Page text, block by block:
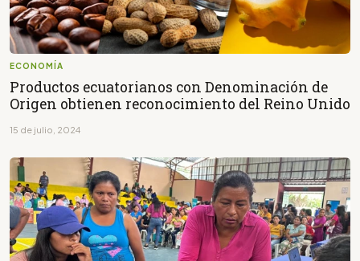
ECONOMÍA
Productos ecuatorianos con Denominación de
Origen obtienen reconocimiento del Reino Unido
15 de julio, 2024